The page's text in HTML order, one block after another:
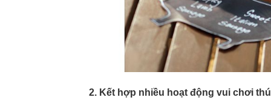
2. Kết hợp nhiều hoạt động vui chơi